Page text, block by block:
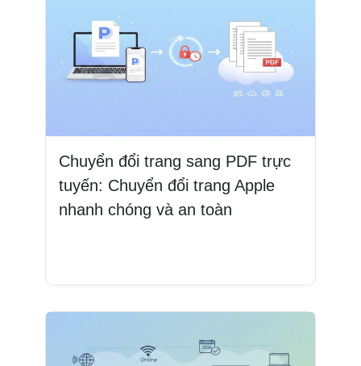
Chuyển đổi trang sang PDF trực
tuyến: Chuyển đổi trang Apple
nhanh chóng và an toàn